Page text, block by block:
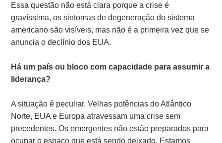
Essa questão não está clara porque a crise é
gravíssima, os sintomas de degeneração do sistema
americano são visíveis, mas não é a primeira vez que se
anuncia o declínio dos EUA.
Há um país ou bloco com capacidade para assumir a
liderança?
A situação é peculiar. Velhas potências do Atlântico
Norte, EUA e Europa atravessam uma crise sem
precedentes. Os emergentes não estão preparados para
ocupar o espaço que está sendo deixado. Estamos